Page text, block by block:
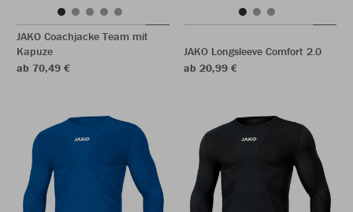
JAKO Coachjacke Team mit
Kapuze
ab 70,49 €
JAKO Longsleeve Comfort 2.0
ab 20,99 €